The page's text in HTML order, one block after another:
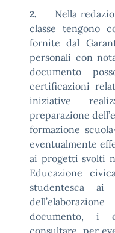
2.
Nella
classe tengono
fornite dal
personali con
documento
certificazioni
iniziative
preparazione
formazione
eventualmente
ai progetti svolti
Educazione
studentesca ai
documento, i
consultare, per